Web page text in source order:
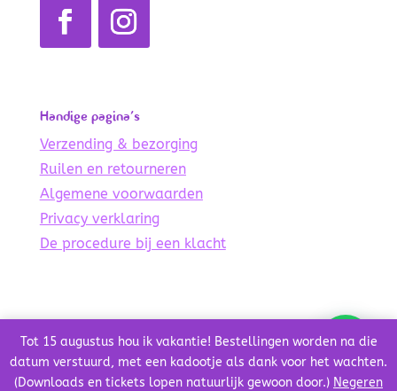
Tot 15 augustus hou ik vakantie! Bestellingen worden na die
datum verstuurd, met een kadootje als dank voor het wachten.
(Downloads en tickets lopen natuurlijk gewoon door.) Negeren
Handige pagina’s
Verzending & bezorging
Ruilen en retourneren
Algemene voorwaarden
Privacy verklaring
De procedure bij een klacht
Credits